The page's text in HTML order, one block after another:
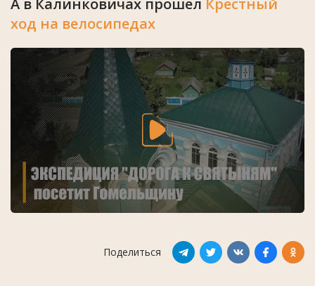
ход на велосипедах
Поделиться